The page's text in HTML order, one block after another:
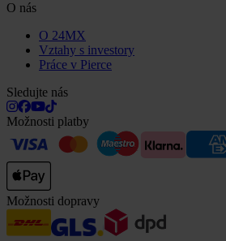
O nás
O 24MX
Vztahy s investory
Práce v Pierce
Sledujte nás
Možnosti platby
Možnosti dopravy